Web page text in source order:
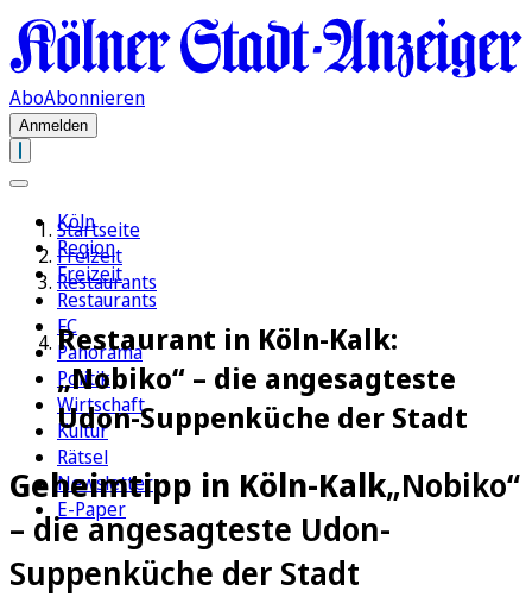
AboAbonnieren
Anmelden
Köln
Region
Freizeit
Restaurants
FC
Panorama
Politik
Wirtschaft
Kultur
Rätsel
Newsletter
E-Paper
Startseite
Freizeit
Restaurants
Restaurant in Köln-Kalk:
„Nobiko“ – die angesagteste
Udon-Suppenküche der Stadt
Geheimtipp in Köln-Kalk„Nobiko“
– die angesagteste Udon-
Suppenküche der Stadt